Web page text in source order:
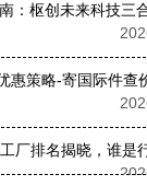
：枢创未来科技三
惠策略-寄国际件查
厂排名揭晓，谁是